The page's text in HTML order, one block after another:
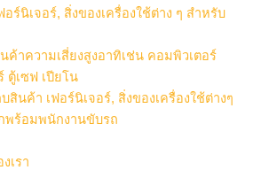
ร์นิเจอร์, สิ่งของเครื่องใช้ต่าง ๆ สำหรับ
ค้าความเสี่ยงสูงอาทิเช่น คอมพิวเตอร์
ตู้เซฟ เปียโน
สินค้า เฟอร์นิเจอร์, สิ่งของเครื่องใช้ต่างๆ
พร้อมพนักงานขับรถ
เรา